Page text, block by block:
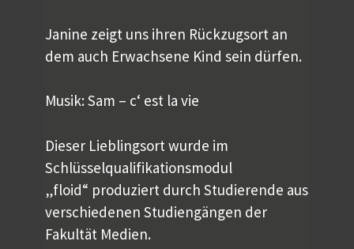
Janine zeigt uns ihren Rückzugsort an
dem auch Erwachsene Kind sein dürfen.
Musik: Sam – c‘ est la vie
Dieser Lieblingsort wurde im
Schlüsselqualifikationsmodul
„floid“ produziert durch Studierende aus
verschiedenen Studiengängen der
Fakultät Medien.